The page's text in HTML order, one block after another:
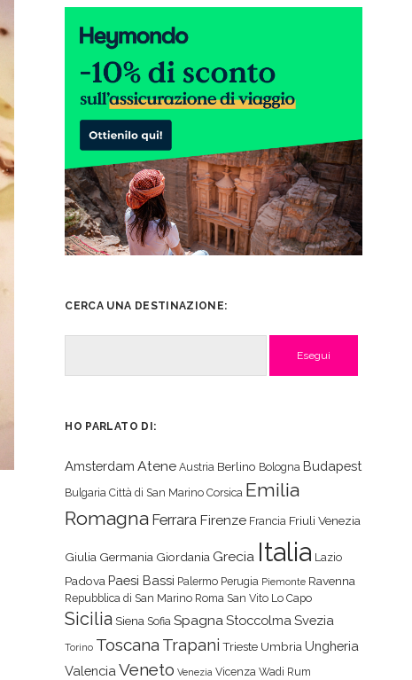
CERCA UNA DESTINAZIONE:
HO PARLATO DI:
Amsterdam Atene Austria Berlino Bologna Budapest
Bulgaria Città di San Marino Corsica Emilia
Romagna Ferrara Firenze Francia Friuli Venezia
Giulia Germania Giordania Grecia Italia Lazio
Padova Paesi Bassi Palermo Perugia Piemonte Ravenna
Repubblica di San Marino Roma San Vito Lo Capo
Sicilia Siena Sofia SpagnaStoccolma Svezia
Torino Toscana Trapani Trieste Umbria Ungheria
Valencia Veneto Venezia Vicenza Wadi Rum